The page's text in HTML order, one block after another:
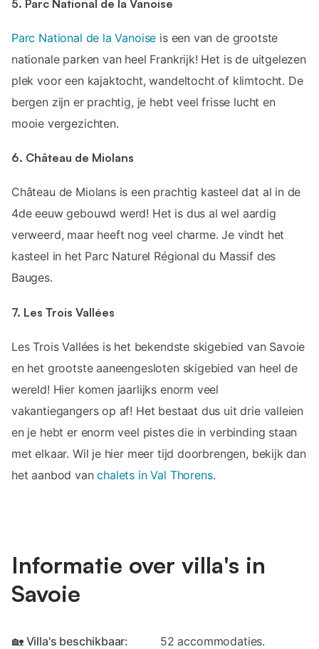
5. Parc National de la Vanoise
Parc National de la Vanoise is een van de grootste
nationale parken van heel Frankrijk! Het is de uitgelezen
plek voor een kajaktocht, wandeltocht of klimtocht. De
bergen zijn er prachtig, je hebt veel frisse lucht en
mooie vergezichten.
6. Château de Miolans
Château de Miolans is een prachtig kasteel dat al in de
4de eeuw gebouwd werd! Het is dus al wel aardig
verweerd, maar heeft nog veel charme. Je vindt het
kasteel in het Parc Naturel Régional du Massif des
Bauges.
7. Les Trois Vallées
Les Trois Vallées is het bekendste skigebied van Savoie
en het grootste aaneengesloten skigebied van heel de
wereld! Hier komen jaarlijks enorm veel
vakantiegangers op af! Het bestaat dus uit drie valleien
en je hebt er enorm veel pistes die in verbinding staan
met elkaar. Wil je hier meer tijd doorbrengen, bekijk dan
het aanbod vanchalets in Val Thorens.
Informatie over villa's in
Savoie
🏡 Villa's beschikbaar: 52 accommodaties.